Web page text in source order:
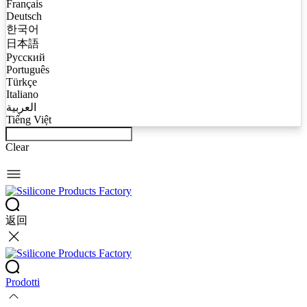
Français
Deutsch
한국어
日本語
Русский
Português
Türkçe
Italiano
العربية
Tiếng Việt
Clear
返回
Prodotti